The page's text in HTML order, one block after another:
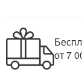
от 7